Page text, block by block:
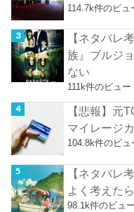
114.7k件のビュ
【ネタバレ
族』ブルジ
ない
111k件のビュー
【悲報】元
マイレージ
104.8k件のビュ
【ネタバレ
よく考えた
98.1k件のビュー